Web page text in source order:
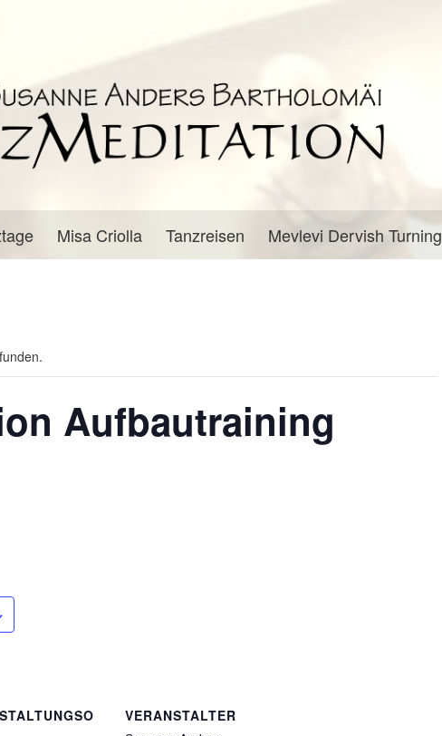
Misa Criolla Tanzreisen Mevlevi Dervish Turning
Aufbautraining
VERANSTALTER